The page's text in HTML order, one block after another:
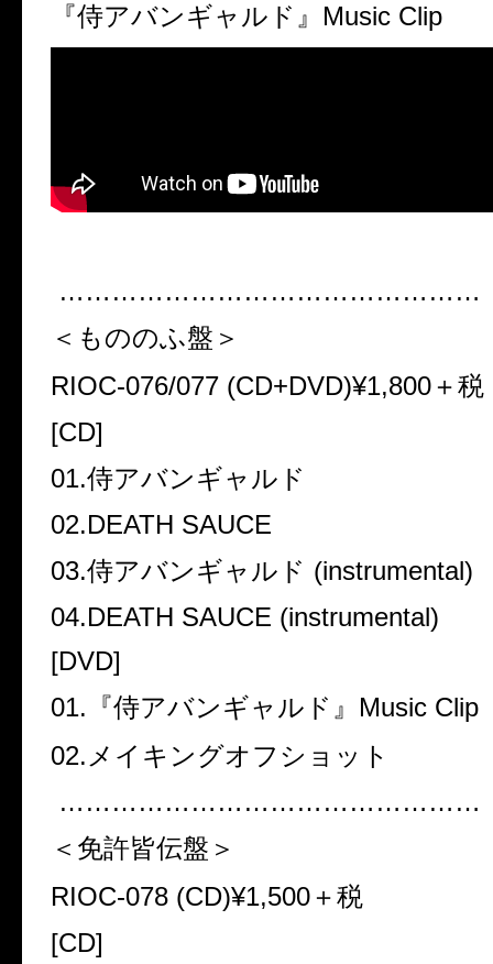
『侍アバンギャルド』 Music Clip
…………………………………………
＜もののふ盤＞
RIOC-076/077 (CD+DVD)¥1,800＋税
[CD]
01.侍アバンギャルド
02.DEATH SAUCE
03.侍アバンギャルド (instrumental)
04.DEATH SAUCE (instrumental)
[DVD]
01. 『侍アバンギャルド』 Music Clip
02. メイキングオフショット
…………………………………………
＜免許皆伝盤＞
RIOC-078 (CD)¥1,500＋税
[CD]